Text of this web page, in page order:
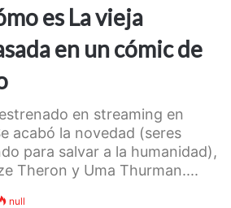
es La vieja
en un cómic de
en streaming en
acabó la novedad (seres
para salvar a la humanidad),
Theron y Uma Thurman....
null